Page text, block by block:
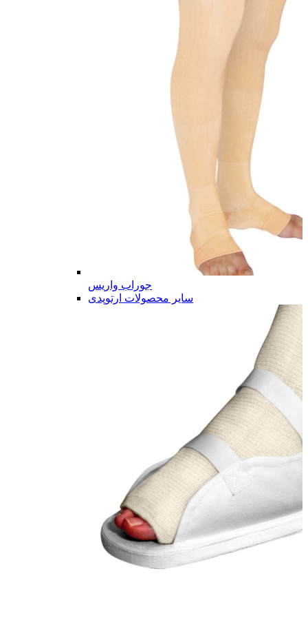
جوراب واریس
سایر محصولات ارتوپدی